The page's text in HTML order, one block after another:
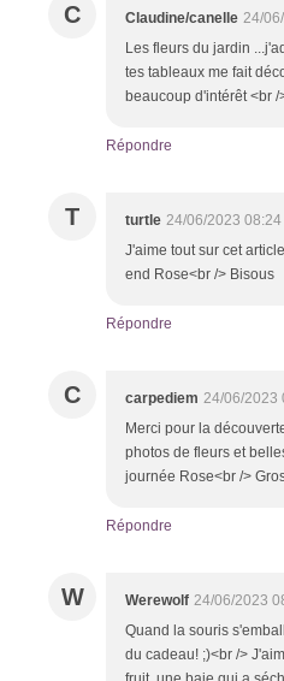
C Claudine/canelle 24/
Les fleurs du jardin
tes tableaux me fait
beaucoup d'intérêt <br /
Répondre
T turtle 24/06/2023 08:24
J'aime tout sur cet
end Rose<br /> Bisous
Répondre
C carpediem 24/06/2023
Merci pour la
photos de fleurs et
journée Rose<br />
Répondre
W Werewolf 24/06/2023
Quand la souris
du cadeau! ;)<br />